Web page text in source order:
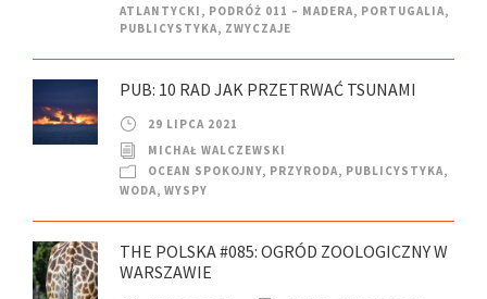
ATLANTYCKI , PODRÓŻ 011 – MADERA, PORTUGALIA,
PUBLICYSTYKA, ZWYCZAJE
PUB: 10 RAD JAK PRZETRWAĆ TSUNAMI
29 LIPCA 2021
MICHAŁ WALCZEWSKI
OCEAN SPOKOJNY, PRZYRODA, PUBLICYSTYKA,
WODA, WYSPY
THE POLSKA #085: OGRÓD ZOOLOGICZNY W
WARSZAWIE